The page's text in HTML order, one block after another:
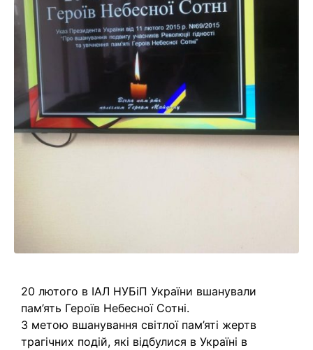
20 лютого в ІАЛ НУБіП України вшанували
пам’ять Героїв Небесної Сотні.
З метою вшанування світлої пам’яті жертв
трагічних подій, які відбулися в Україні в